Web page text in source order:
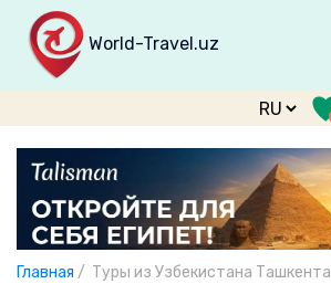
World-Travel.uz
Главная
Направления
Туры
Тур. фирмы
Главная / Туры из Узбекистана Ташкента